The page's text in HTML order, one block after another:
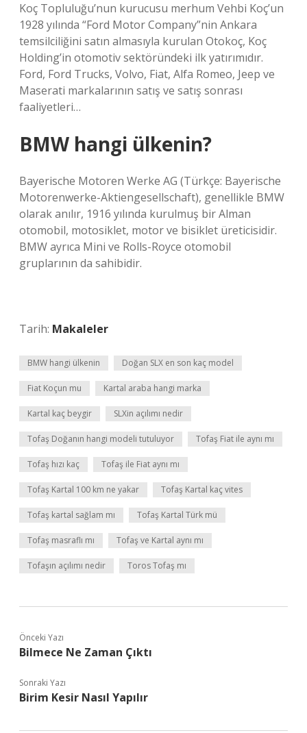
Koç Topluluğu’nun kurucusu merhum Vehbi Koç’un
1928 yılında “Ford Motor Company”nin Ankara
temsilciliğini satın almasıyla kurulan Otokoç, Koç
Holding’in otomotiv sektöründeki ilk yatırımıdır.
Ford, Ford Trucks, Volvo, Fiat, Alfa Romeo, Jeep ve
Maserati markalarının satış ve satış sonrası
faaliyetleri…
BMW hangi ülkenin?
Bayerische Motoren Werke AG (Türkçe: Bayerische
Motorenwerke-Aktiengesellschaft), genellikle BMW
olarak anılır, 1916 yılında kurulmuş bir Alman
otomobil, motosiklet, motor ve bisiklet üreticisidir.
BMW ayrıca Mini ve Rolls-Royce otomobil
gruplarının da sahibidir.
Tarih: Makaleler
BMW hangi ülkenin Doğan SLX en son kaç model
Fiat Koçun mu Kartal araba hangi marka
Kartal kaç beygir SLXin açılımı nedir
Tofaş Doğanın hangi modeli tutuluyor Tofaş Fiat ile aynı mı
Tofaş hızı kaç Tofaş ile Fiat aynı mı
Tofaş Kartal 100 km ne yakar Tofaş Kartal kaç vites
Tofaş kartal sağlam mı Tofaş Kartal Türk mü
Tofaş masraflı mı Tofaş ve Kartal aynı mı
Tofaşın açılımı nedir Toros Tofaş mı
Önceki Yazı
Bilmece Ne Zaman Çıktı
Sonraki Yazı
Birim Kesir Nasıl Yapılır